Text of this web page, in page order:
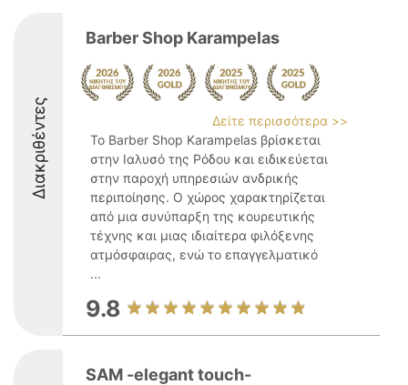
Διακριθέντες
Barber Shop Karampelas
Δείτε περισσότερα >>
Το Barber Shop Karampelas βρίσκεται
στην Ιαλυσό της Ρόδου και ειδικεύεται
στην παροχή υπηρεσιών ανδρικής
περιποίησης. Ο χώρος χαρακτηρίζεται
από μια συνύπαρξη της κουρευτικής
τέχνης και μιας ιδιαίτερα φιλόξενης
ατμόσφαιρας, ενώ το επαγγελματικό
...
9.8
SAM -elegant touch-